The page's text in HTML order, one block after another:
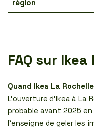
région
FAQ sur
Quand Ikea La
L’ouverture d’Ikea à
probable avant 2025
l’enseigne de geler les